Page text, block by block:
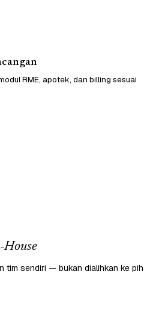
RME, apotek, dan billing sesuai
tim sendiri — bukan dialihkan ke